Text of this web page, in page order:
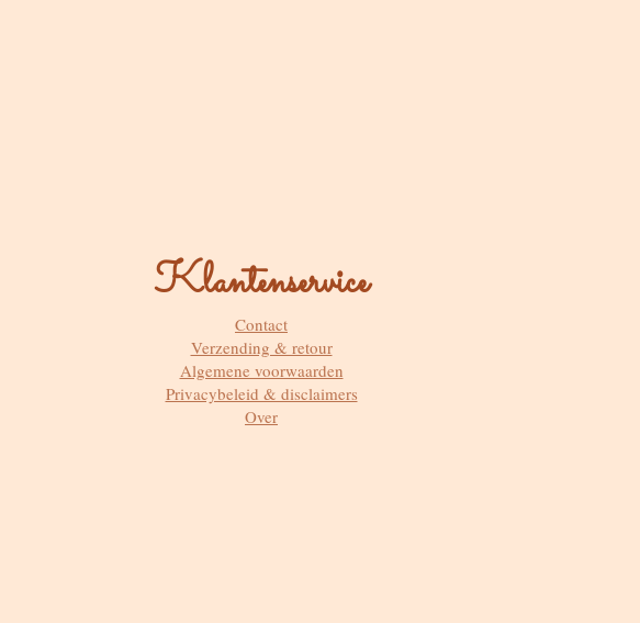
Klantenservice
Contact
Verzending & retour
Algemene voorwaarden
Privacybeleid & disclaimers
Over